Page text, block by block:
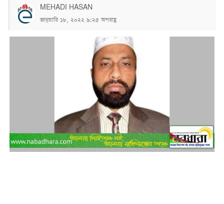
MEHADI HASAN
জানুয়ারি ১৮, ২০২২ ৯:২৫ অপরাহ্ণ